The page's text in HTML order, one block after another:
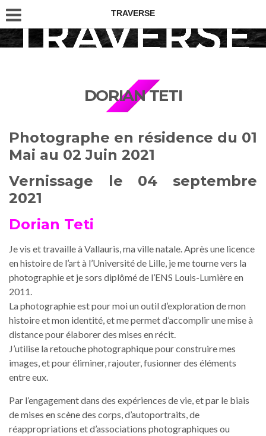
TRAVERSE
DORIAN TETI
Photographe en résidence du 01
Mai au 02 Juin 2021
Vernissage le 04 septembre
2021
Dorian Teti
Je vis et travaille à Vallauris, ma ville natale. Après une licence
en histoire de l’art à l’Université de Lille, je me tourne vers la
photographie et je sors diplômé de l’ENS Louis-Lumière en
2011.
La photographie est pour moi un outil d’exploration de mon
histoire et mon identité, et me permet d’accomplir une mise à
distance pour élaborer des mises en récit.
J’utilise la retouche photographique pour construire mes
images, et pour éliminer, rajouter, fusionner des éléments
entre eux.
Par l’engagement dans des expériences de vie, et par le biais
de mises en scène des corps, d’autoportraits, de
réappropriations et d’associations photographiques ou